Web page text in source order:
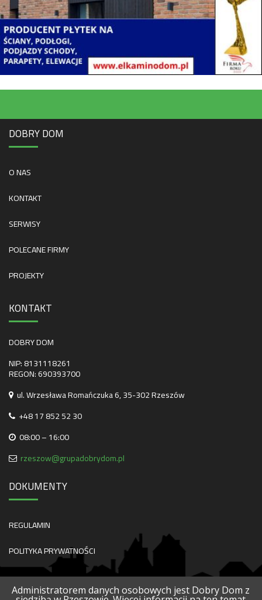
DOBRY DOM
O NAS
KONTAKT
SERWISY
POLECANE FIRMY
PROJEKTY
KONTAKT
DOBRY DOM
NIP: 8131118261
REGON: 690393700
ul. Wrzesława Romańczuka 6, 35-302 Rzeszów
+48 17 852 52 30
08:00 – 16:00
rzeszow@grupadobrydom.pl
DOKUMENTY
REGULAMIN
POLITYKA PRYWATNOŚCI
Administratorem danych osobowych jest Dobry Dom z